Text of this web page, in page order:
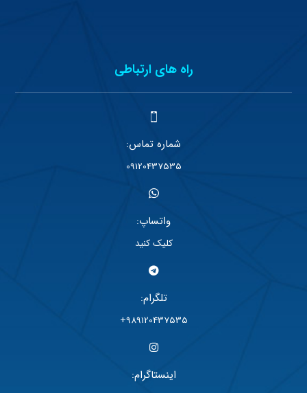
راه های ارتباطی
شماره تماس:
09120437535
واتساپ:
کلیک کنید
تلگرام:
989120437535+
اینستاگرام: